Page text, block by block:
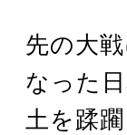
先の大
なった
土を蹂